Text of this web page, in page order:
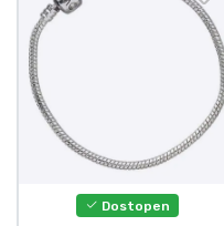
Dostopen